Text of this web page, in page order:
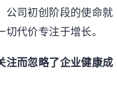
公司初创阶段的使命就
代价专注于增长。
注而忽略了企业健康成